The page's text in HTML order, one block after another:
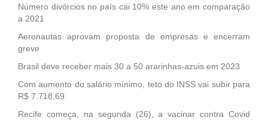
Número divórcios no país cai 10% este ano em comparação
a 2021
Aeronautas aprovam proposta de empresas e encerram
greve
Brasil deve receber mais 30 a 50 ararinhas-azuis em 2023
Com aumento do salário mínimo, teto do INSS vai subir para
R$ 7.718,69
Recife começa, na segunda (26), a vacinar contra Covid